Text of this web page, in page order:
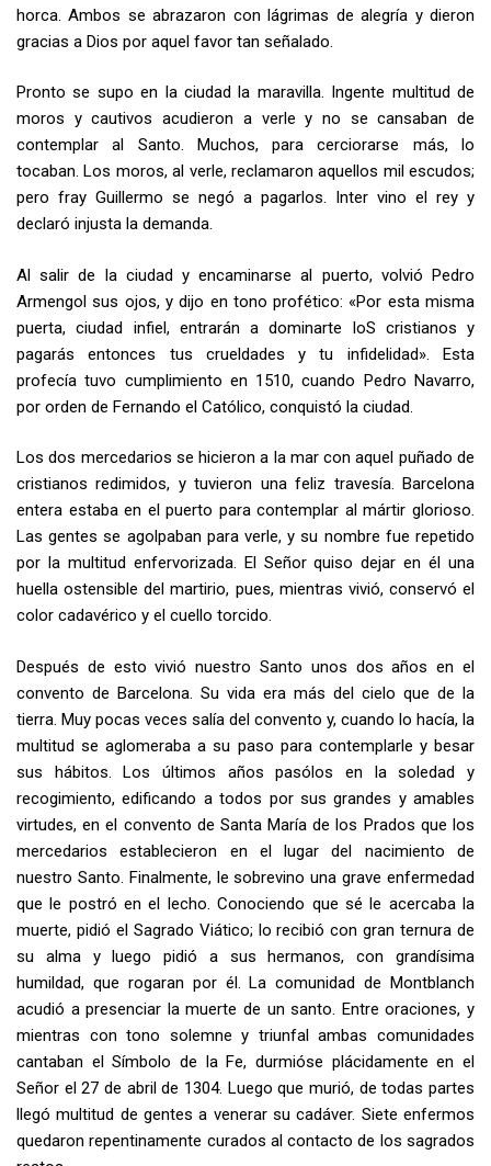
horca. Ambos se abrazaron con lágrimas de alegría y dieron
gracias a Dios por aquel favor tan señalado.
Pronto se supo en la ciudad la maravilla. Ingente multitud de
moros y cautivos acudieron a verle y no se cansaban de
contemplar al Santo. Muchos, para cerciorarse más, lo
tocaban. Los moros, al verle, recla­maron aquellos mil escudos;
pero fray Guillermo se negó a pagarlos. Inter­ vino el rey y
declaró injusta la demanda.
Al salir de la ciudad y encaminarse al puerto, volvió Pedro
Armengol sus ojos, y dijo en tono profético: «Por esta misma
puerta, ciudad infiel, entrarán a dominarte loS cristianos y
pagarás entonces tus crueldades y tu infidelidad». Esta
profecía tuvo cumplimiento en 1510, cuando Pedro Navarro,
por orden de Fernando el Católico, conquistó la ciudad.
Los dos mercedarios se hicieron a la mar con aquel puñado de
cristianos redimidos, y tuvieron una feliz travesía. Barcelona
entera estaba en el puer­to para contemplar al mártir glorioso.
Las gentes se agolpaban para verle, y su nombre fue repetido
por la multitud enfervorizada. El Señor quiso dejar en él una
huella ostensible del martirio, pues, mientras vivió, conservó el
color cadavérico y el cuello torcido.
Después de esto vivió nuestro Santo unos dos años en el
convento de Barcelona. Su vida era más del cielo que de la
tierra. Muy pocas veces salía del convento y, cuando lo hacía, la
multitud se aglomeraba a su paso para contemplarle y besar
sus hábitos. Los últimos años pasólos en la soledad y
recogimiento, edificando a todos por sus grandes y amables
virtudes, en el convento de Santa María de los Prados que los
mercedarios establecieron en el lugar del nacimiento de
nuestro Santo. Finalmente, le sobrevino una grave enfermedad
que le postró en el lecho. Conociendo que sé le acercaba la
muerte, pidió el Sagrado Viático; lo recibió con gran ternura de
su alma y luego pidió a sus hermanos, con grandísima
humildad, que rogaran por él. La comunidad de Montblanch
acudió a presenciar la muerte de un santo. Entre oraciones, y
mientras con tono solemne y triunfal ambas comunidades
cantaban el Símbolo de la Fe, durmióse plácidamente en el
Señor el 27 de abril de 1304. Luego que murió, de todas partes
llegó multitud de gentes a venerar su cadáver. Siete enfermos
quedaron repentinamente curados al contacto de los sagrados